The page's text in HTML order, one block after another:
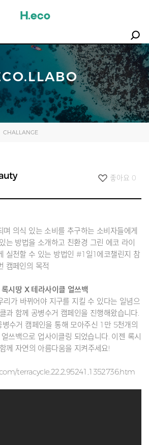
CHALLANGE
좋아요 0
며 의식 있는 소비를 추구하는 소비자들에게
는 방법을 소개하고 친환경 그린 에코 라이
실천할 수 있는 방법인 #1일1에코챌린지 참
캠페인의 목적
시땅 X 테라사이클 얼쓰백
리가 바뀌어야 지구를 지킬 수 있다는 일념으
과 함께 공병수거 캠페인을 진행해왔습니다.
수거 캠페인을 통해 모아주신 1만 5천개의
쓰백으로 업사이클링 되었습니다. 이젠 록시
께 자연의 아름다움을 지켜주세요!
terracycle,22,2,95241,1352736.htm